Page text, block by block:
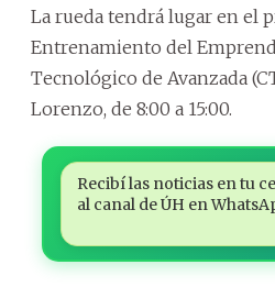
La rueda tendrá lugar en el
Entrenamiento del
Tecnológico de Avanzada
Lorenzo, de 8:00 a 15:00.
Recibí las noticias en tu
al canal de ÚH en